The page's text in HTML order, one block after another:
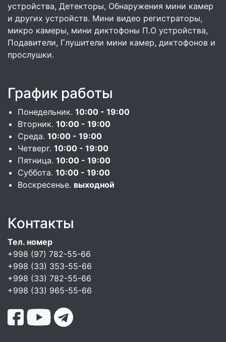
устройства, Детекторы, Обнаружения мини камер
и других устройств. Мини видео регистраторы,
микро камеры, мини диктофоны П.О устройства,
Подавители, Глушители мини камер, диктофонов и
прослушки.
График работы
Понедельник. 10:00 - 19:00
Вторник. 10:00 - 19:00
Среда. 10:00 - 19:00
Четверг. 10:00 - 19:00
Пятница. 10:00 - 19:00
Суббота. 10:00 - 19:00
Воскресенье. выходной
Контакты
Тел. номер
+998 (97) 782-55-66
+998 (33) 353-55-66
+998 (33) 782-55-66
+998 (33) 965-55-66